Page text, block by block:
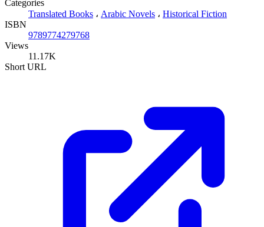
Categories
Translated Books ، Arabic Novels ، Historical Fiction
ISBN
9789774279768
Views
11.17K
Short URL